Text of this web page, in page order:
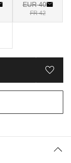
EUR 40
FR 42